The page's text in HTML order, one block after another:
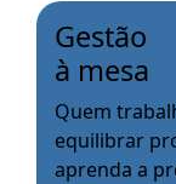
Gestão
à mesa
Quem
equilibrar
aprenda a